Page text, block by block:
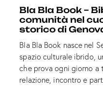
Bla Bla Book –
comunità nel
storico di
Bla Bla Book nasce nel
spazio culturale ibrido,
che prova ogni giorno a
relazione, incontro e